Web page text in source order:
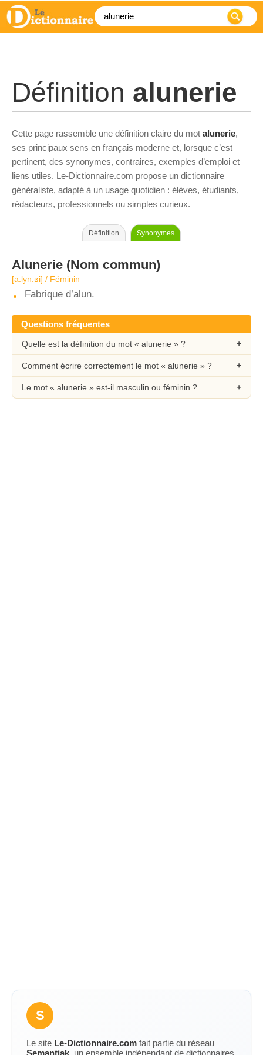
Définition alunerie
Cette page rassemble une définition claire du mot alunerie,
ses principaux sens en français moderne et, lorsque c’est
pertinent, des synonymes, contraires, exemples d’emploi et
liens utiles. Le-Dictionnaire.com propose un dictionnaire
généraliste, adapté à un usage quotidien : élèves, étudiants,
rédacteurs, professionnels ou simples curieux.
Définition Synonymes
Alunerie (Nom commun)
[a.lyn.ʁi] / Féminin
Fabrique d’alun.
Questions fréquentes
Quelle est la définition du mot « alunerie » ?
Comment écrire correctement le mot « alunerie » ?
Le mot « alunerie » est-il masculin ou féminin ?
S
Le site Le-Dictionnaire.com fait partie du réseau
Semantiak , un ensemble indépendant de dictionnaires